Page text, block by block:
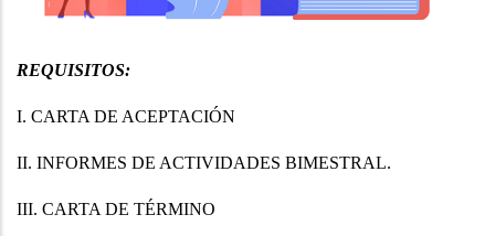
REQUISITOS:
I. CARTA DE ACEPTACIÓN
II. INFORMES DE ACTIVIDADES BIMESTRAL.
III. CARTA DE TÉRMINO